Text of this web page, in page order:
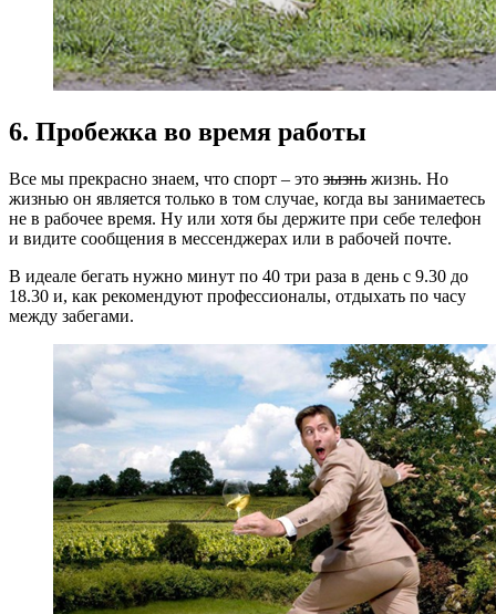
6. Пробежка во время работы
Все мы прекрасно знаем, что спорт – это зызнь жизнь. Но
жизнью он является только в том случае, когда вы занимаетесь
не в рабочее время. Ну или хотя бы держите при себе телефон
и видите сообщения в мессенджерах или в рабочей почте.
В идеале бегать нужно минут по 40 три раза в день с 9.30 до
18.30 и, как рекомендуют профессионалы, отдыхать по часу
между забегами.